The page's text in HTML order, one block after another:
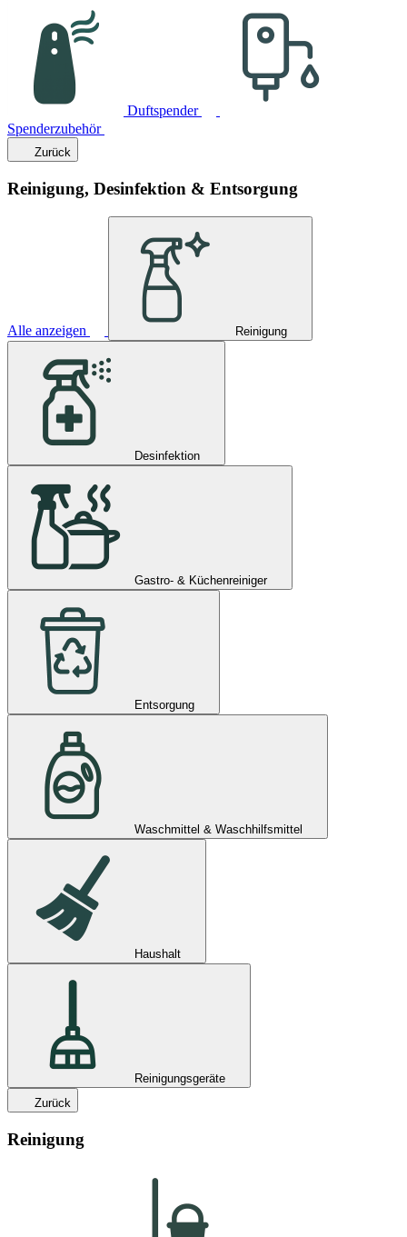
Duftspender
Spenderzubehör
Zurück
Reinigung, Desinfektion & Entsorgung
Alle anzeigen Reinigung
Desinfektion
Gastro- & Küchenreiniger
Entsorgung
Waschmittel & Waschhilfsmittel
Haushalt
Reinigungsgeräte
Zurück
Reinigung